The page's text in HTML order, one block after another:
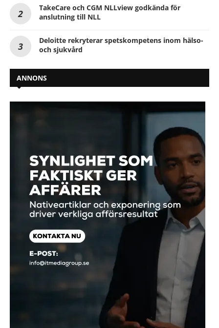
TakeCare och CGM NLLview godkända för
anslutning till NLL
Deloitte rekryterar spetskompetens inom hälso-
och sjukvård
ANNONS